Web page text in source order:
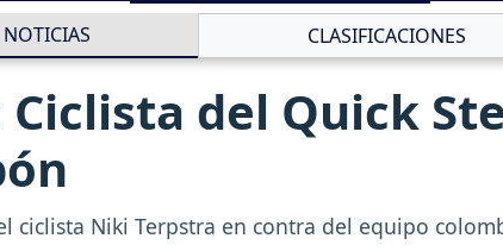
NOTICIAS CLASIFICACIONES
Ciclista del Quick
ciclista Niki Terpstra en contra del equipo